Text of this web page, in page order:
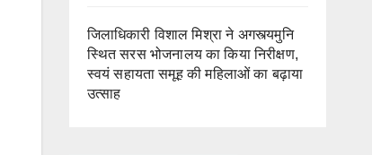
जिलाधिकारी विशाल मिश्रा ने अगस्त्यमुनि
स्थित सरस भोजनालय का किया निरीक्षण,
स्वयं सहायता समूह की महिलाओं का बढ़ाया
उत्साह